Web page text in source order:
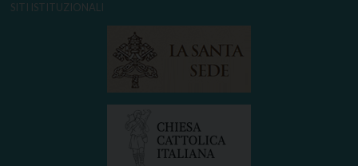
SITI ISTITUZIONALI